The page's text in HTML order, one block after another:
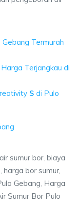
Termurah
Terjangkau di
S di Pulo
sumur bor, biaya
harga bor sumur,
Gebang, Harga
Sumur Bor Pulo